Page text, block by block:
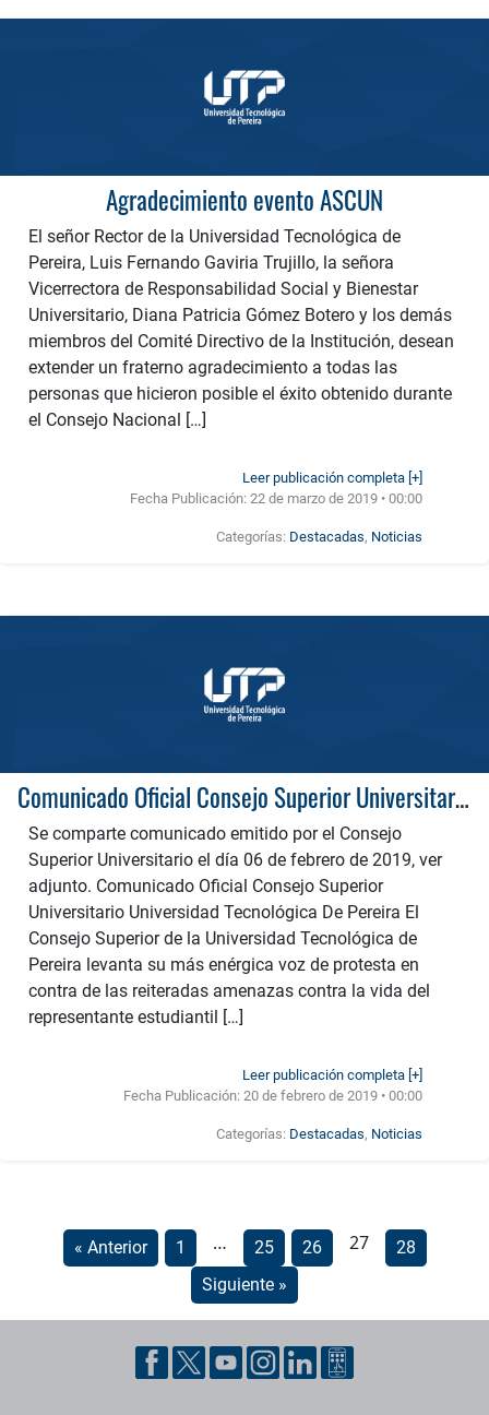
Agradecimiento evento ASCUN
El señor Rector de la Universidad Tecnológica de
Pereira, Luis Fernando Gaviria Trujillo, la señora
Vicerrectora de Responsabilidad Social y Bienestar
Universitario, Diana Patricia Gómez Botero y los demás
miembros del Comité Directivo de la Institución, desean
extender un fraterno agradecimiento a todas las
personas que hicieron posible el éxito obtenido durante
el Consejo Nacional […]
Leer publicación completa [+]
Fecha Publicación:22 de marzo de 2019 • 00:00
Categorías: Destacadas, Noticias
Comunicado Oficial Consejo Superior Universitario – Universidad Tecnológica de Pereira
Se comparte comunicado emitido por el Consejo
Superior Universitario el día 06 de febrero de 2019, ver
adjunto. Comunicado Oficial Consejo Superior
Universitario Universidad Tecnológica De Pereira El
Consejo Superior de la Universidad Tecnológica de
Pereira levanta su más enérgica voz de protesta en
contra de las reiteradas amenazas contra la vida del
representante estudiantil […]
Leer publicación completa [+]
Fecha Publicación:20 de febrero de 2019 • 00:00
Categorías: Destacadas, Noticias
« Anterior 1 … 25 26 27
28
Siguiente »